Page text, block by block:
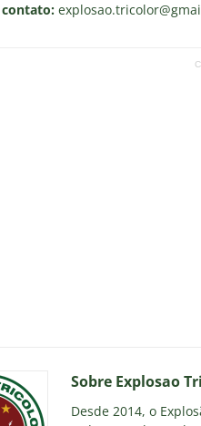
contato: explosao.tricolor
Sobre Explosao
Desde 2014, o